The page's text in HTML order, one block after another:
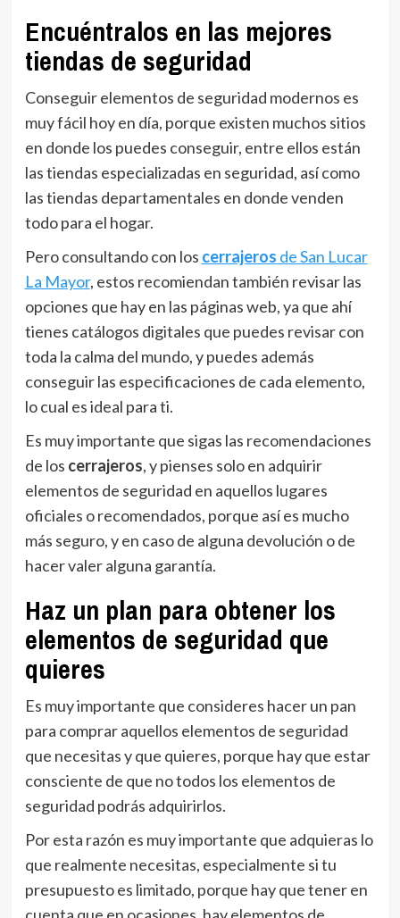
Encuéntralos en las mejores
tiendas de seguridad
Conseguir elementos de seguridad modernos es
muy fácil hoy en día, porque existen muchos sitios
en donde los puedes conseguir, entre ellos están
las tiendas especializadas en seguridad, así como
las tiendas departamentales en donde venden
todo para el hogar.
Pero consultando con los cerrajeros de San Lucar
La Mayor, estos recomiendan también revisar las
opciones que hay en las páginas web, ya que ahí
tienes catálogos digitales que puedes revisar con
toda la calma del mundo, y puedes además
conseguir las especificaciones de cada elemento,
lo cual es ideal para ti.
Es muy importante que sigas las recomendaciones
de los cerrajeros, y pienses solo en adquirir
elementos de seguridad en aquellos lugares
oficiales o recomendados, porque así es mucho
más seguro, y en caso de alguna devolución o de
hacer valer alguna garantía.
Haz un plan para obtener los
elementos de seguridad que
quieres
Es muy importante que consideres hacer un pan
para comprar aquellos elementos de seguridad
que necesitas y que quieres, porque hay que estar
consciente de que no todos los elementos de
seguridad podrás adquirirlos.
Por esta razón es muy importante que adquieras lo
que realmente necesitas, especialmente si tu
presupuesto es limitado, porque hay que tener en